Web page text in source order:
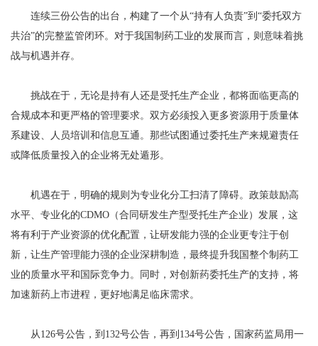
连续三份公告的出台，构建了一个从“持有人负责”到“委托双方
共治”的完整监管闭环。对于我国制药工业的发展而言，则意味着挑
战与机遇并存。
挑战在于，无论是持有人还是受托生产企业，都将面临更高的
合规成本和更严格的管理要求。双方必须投入更多资源用于质量体
系建设、人员培训和信息互通。那些试图通过委托生产来规避责任
或降低质量投入的企业将无处遁形。
机遇在于，明确的规则为专业化分工扫清了障碍。政策鼓励高
水平、专业化的CDMO（合同研发生产型受托生产企业）发展，这
将有利于产业资源的优化配置，让研发能力强的企业更专注于创
新，让生产管理能力强的企业深耕制造，最终提升我国整个制药工
业的质量水平和国际竞争力。同时，对创新药委托生产的支持，将
加速新药上市进程，更好地满足临床需求。
从126号公告，到132号公告，再到134号公告，国家药监局用一